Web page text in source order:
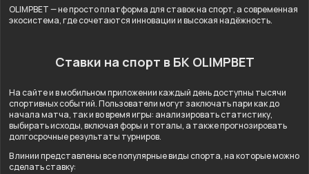
OLIMPBET — не просто платформа для ставок на спорт, а современная
экосистема, где сочетаются инновации и высокая надёжность.
Ставки на спорт в БК OLIMPBET
На сайте и в мобильном приложении каждый день доступны тысячи
спортивных событий. Пользователи могут заключать пари как до
начала матча, так и во время игры: анализировать статистику,
выбирать исходы, включая форы и тоталы, а также прогнозировать
долгосрочные результаты турниров.
В линии представлены все популярные виды спорта, на которые можно
сделать ставку: